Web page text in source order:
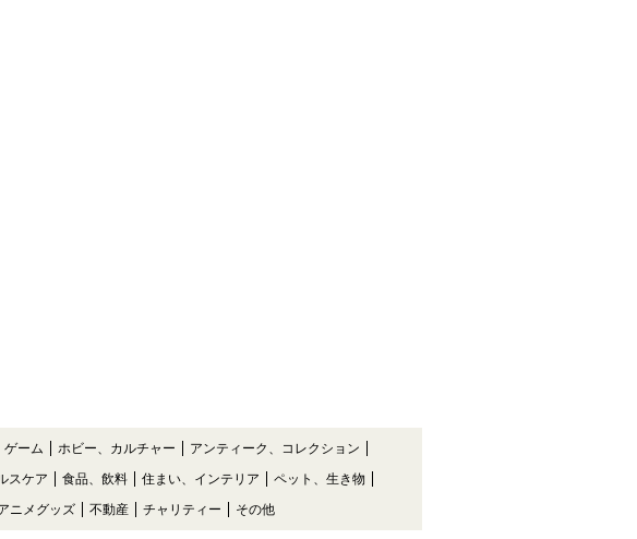
ゲーム ホビー、カルチャー
アンティーク、コレクション
スケア 食品、飲料 住まい、インテリア
ペット、生き物
ニメグッズ 不動産 チャリティー その他